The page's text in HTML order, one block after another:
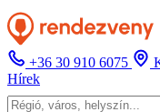
+36 30 910 6075
Hírek